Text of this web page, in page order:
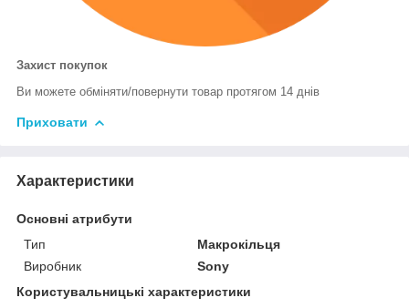
Захист покупок
Ви можете обміняти/повернути товар протягом 14 днів
Приховати
Характеристики
Основні атрибути
Тип
Макрокільця
Виробник
Sony
Користувальницькі характеристики